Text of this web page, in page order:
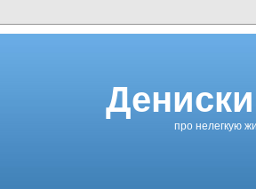
про нелегкую